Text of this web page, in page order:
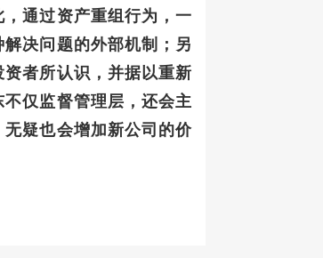
通过资产重组行为，一
决问题的外部机制；另
者所认识，并据以重新
仅监督管理层，还会主
疑也会增加新公司的价